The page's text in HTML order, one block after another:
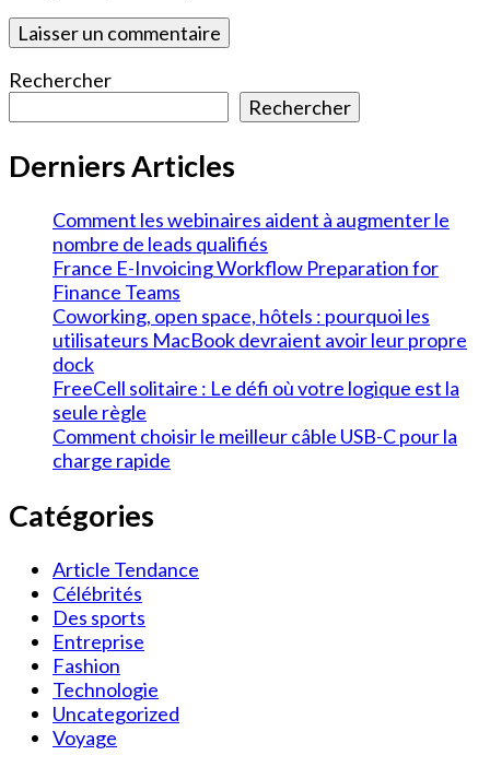
Rechercher
Rechercher
Derniers Articles
Comment les webinaires aident à augmenter le
nombre de leads qualifiés
France E-Invoicing Workflow Preparation for
Finance Teams
Coworking, open space, hôtels : pourquoi les
utilisateurs MacBook devraient avoir leur propre
dock
FreeCell solitaire : Le défi où votre logique est la
seule règle
Comment choisir le meilleur câble USB-C pour la
charge rapide
Catégories
Article Tendance
Célébrités
Des sports
Entreprise
Fashion
Technologie
Uncategorized
Voyage